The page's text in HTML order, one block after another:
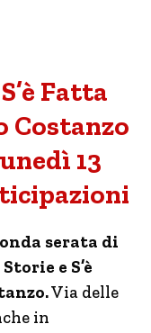
Fatta
Costanzo
13
serata di
e S’è
Via delle
in